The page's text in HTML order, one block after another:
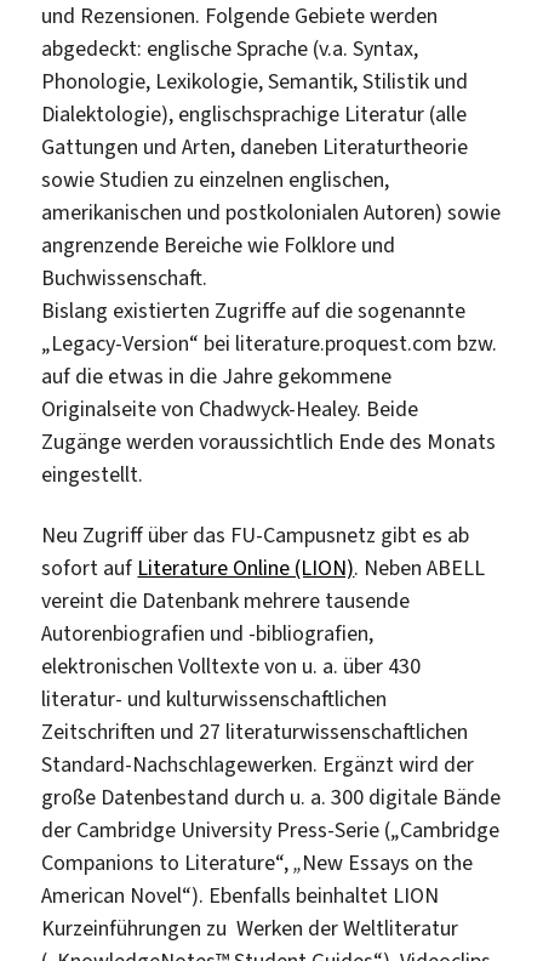
und Rezensionen. Folgende Gebiete werden
abgedeckt: englische Sprache (v.a. Syntax,
Phonologie, Lexikologie, Semantik, Stilistik und
Dialektologie), englischsprachige Literatur (alle
Gattungen und Arten, daneben Literaturtheorie
sowie Studien zu einzelnen englischen,
amerikanischen und postkolonialen Autoren) sowie
angrenzende Bereiche wie Folklore und
Buchwissenschaft.
Bislang existierten Zugriffe auf die sogenannte
„Legacy-Version“ bei literature.proquest.com bzw.
auf die etwas in die Jahre gekommene
Originalseite von Chadwyck-Healey. Beide
Zugänge werden voraussichtlich Ende des Monats
eingestellt.
Neu Zugriff über das FU-Campusnetz gibt es ab
sofort auf Literature Online (LION). Neben ABELL
vereint die Datenbank mehrere tausende
Autorenbiografien und -bibliografien,
elektronischen Volltexte von u. a. über 430
literatur- und kulturwissenschaftlichen
Zeitschriften und 27 literaturwissenschaftlichen
Standard-Nachschlagewerken. Ergänzt wird der
große Datenbestand durch u. a. 300 digitale Bände
der Cambridge University Press-Serie („Cambridge
Companions to Literature“,„New Essays on the
American Novel“). Ebenfalls beinhaltet LION
Kurzeinführungen zu Werken der Weltliteratur